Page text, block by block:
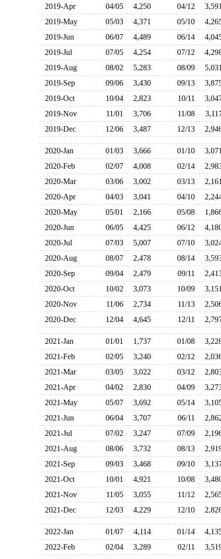
2019-Apr 04/05 4,250 04/12
2019-May
05/03 4,371 05/10
2019-Jun
06/07 4,489 06/14
2019-Jul
07/05 4,254 07/12
2019-Aug
08/02 5,283 08/09
2019-Sep
09/06 3,430 09/13
2019-Oct
10/04 2,823 10/11
2019-Nov
11/01 3,706 11/08
2019-Dec
12/06 3,487 12/13
2020-Jan 01/03 3,666 01/10
2020-Feb
02/07 4,008 02/14
2020-Mar
03/06 3,002 03/13
2020-Apr
04/03 3,041 04/10
2020-May
05/01 2,166 05/08
2020-Jun
06/05 4,425 06/12
2020-Jul
07/03 5,007 07/10
2020-Aug
08/07 2,478 08/14
2020-Sep
09/04 2,479 09/11
2020-Oct
10/02 3,073 10/09
2020-Nov
11/06 2,734 11/13
2020-Dec
12/04 4,645 12/11
2021-Jan 01/01 1,737 01/08
2021-Feb
02/05 3,240 02/12
2021-Mar
03/05 3,022 03/12
2021-Apr
04/02 2,830 04/09
2021-May
05/07 3,692 05/14
2021-Jun
06/04 3,707 06/11
2021-Jul
07/02 3,247 07/09
2021-Aug
08/06 3,732 08/13
2021-Sep
09/03 3,468 09/10
2021-Oct
10/01 4,921 10/08
2021-Nov
11/05 3,055 11/12
2021-Dec
12/03 4,229 12/10
2022-Jan 01/07 4,114 01/14
2022-Feb
02/04 3,289 02/11